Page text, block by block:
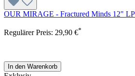
OUR MIRAGE - Fractured Minds 12"
Regulärer Preis: 29,90 €*
In den Warenkorb